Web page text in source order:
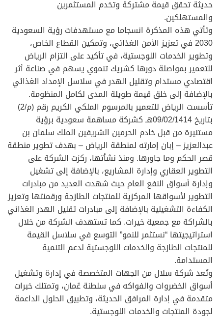
حديثة تحقق قيمة مشتركة وتخدم المستثمرين
والمستهلكين.
وتأتي هذه المذكرة انسجاما مع مستهدفات رؤية السعودية
2030 في تعزيز الأمن الغذائي، وتمكين القطاع الخاص،
وتطوير الخدمات اللوجستية، في تأكيد على التزام الرياض
للتعمير بمواصلة دورها كشريك تنموي يسهم في صناعة أثر
اقتصادي مستدام وتقليل الهدر في سلاسل الإمداد الغذائي
بالإضافة إلى خلق قيمة طويلة المدى لكامل المنظومة.
تأسست الرياض للتعمير بالمرسوم الملكي الكريم رقم (م/2)
بتاريخ 09/02/1414هـ كشركة مساهمة سعودية برؤية
مستنيرة من قبل خادم الحرمين الشريفين الملك سلمان بن
عبدالعزيز – إبان إمارته لمنطقة الرياض – بهدف تطوير منطقة
قصر الحكم وما جاورها. ومنذ نشأتها، ركزت الشركة على
التطوير العقاري وإدارة المشاريع، بالإضافة إلى تشغيل
وإدارة أسواق النفع العام حيث شهدت العديد من مبادرات
التطوير لأسواقها المركزية للمنتجات الطازجة ورقمنتها وتعزيز
الكفاءة التشغيلية بالإضافة إلى مبادرات تقليل الهدر الغذائي
بالشراكة مع جمعية خيرات. كما تستهدف الشركة من خلال
استراتيجيتها “نستثمر للنمو” التوسع في سلاسل القيمة
للمنتجات الطازجة والخدمات اللوجستية لدعم التنمية
المستدامة.
وتُعد شركة سلال من الجهات المتخصصة في إدارة وتشغيل
أسواق الخضروات والفواكه في سلطنة عُمان، وتمتلك خبرات
متقدمة في إدارة المرافق الحديثة، وتطبيق الحلول الداعمة
لجودة المنتجات والخدمات اللوجستية.